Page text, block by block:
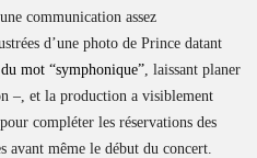
communication assez
d’une photo de Prince datant
mot “symphonique” , laissant planer
–, et la production a visiblement
compléter les réservations des
avant même le début du concert.